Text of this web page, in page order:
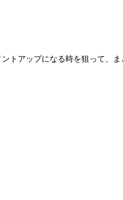
トアップになる時を狙って、